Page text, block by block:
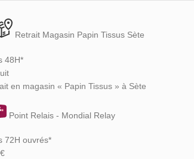
Retrait Magasin Papin Tissus Sète
48H*
en magasin « Papin Tissus » à Sète
Point Relais - Mondial Relay
72H ouvrés*